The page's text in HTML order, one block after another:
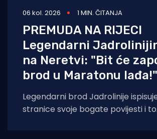
06 kol. 2026 1 MIN. ČITANJA
PREMUDA NA RIJECI
Legendarni
na Neretvi: "Bit će
brod u Maratonu lađa!"
Legendarni brod Jadrolinije
stranice svoje bogate povijesti i to